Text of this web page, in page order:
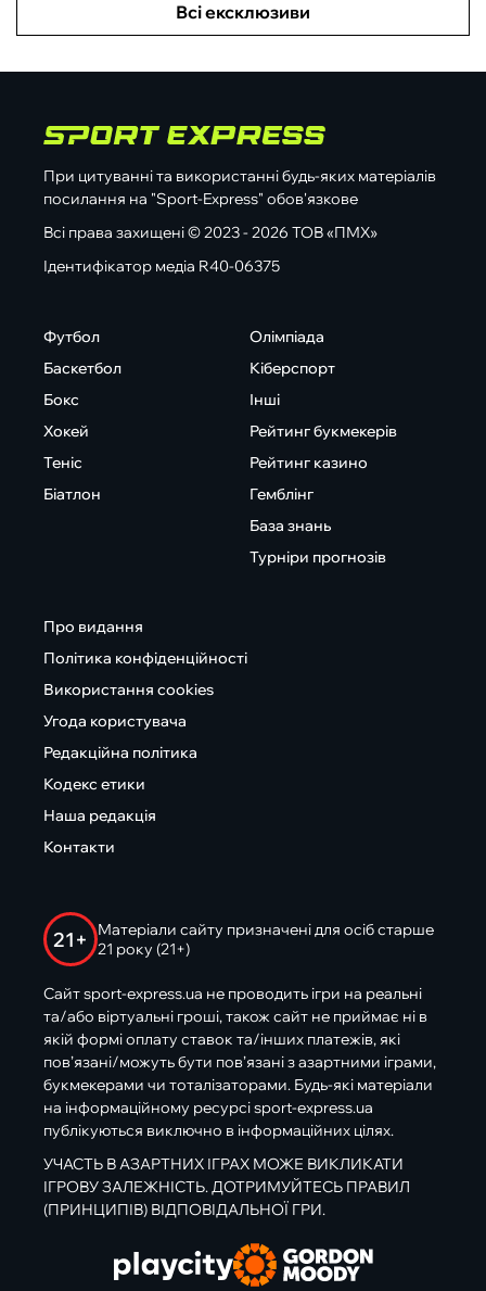
Всі ексклюзиви
При цитуванні та використанні будь-яких матеріалів
посилання на "Sport-Express" обов'язкове
Всі права захищені © 2023 - 2026 ТОВ «ПМХ»
Ідентифікатор медіа R40-06375
Футбол
Баскетбол
Бокс
Хокей
Теніс
Біатлон
Олімпіада
Кіберспорт
Інші
Рейтинг букмекерів
Рейтинг казино
Гемблінг
База знань
Турніри прогнозів
Про видання
Політика конфіденційності
Використання cookies
Угода користувача
Редакційна політика
Кодекс етики
Наша редакція
Контакти
21+
Матеріали сайту призначені для осіб старше
21 року (21+)
Сайт sport-express.ua не проводить ігри на реальні
та/або віртуальні гроші, також сайт не приймає ні в
якій формі оплату ставок та/інших платежів, які
пов’язані/можуть бути пов’язані з азартними іграми,
букмекерами чи тоталізаторами. Будь-які матеріали
на інформаційному ресурсі sport-express.ua
публікуються виключно в інформаційних цілях.
УЧАСТЬ В АЗАРТНИХ ІГРАХ МОЖЕ ВИКЛИКАТИ
ІГРОВУ ЗАЛЕЖНІСТЬ. ДОТРИМУЙТЕСЬ ПРАВИЛ
(ПРИНЦИПІВ) ВІДПОВІДАЛЬНОЇ ГРИ.